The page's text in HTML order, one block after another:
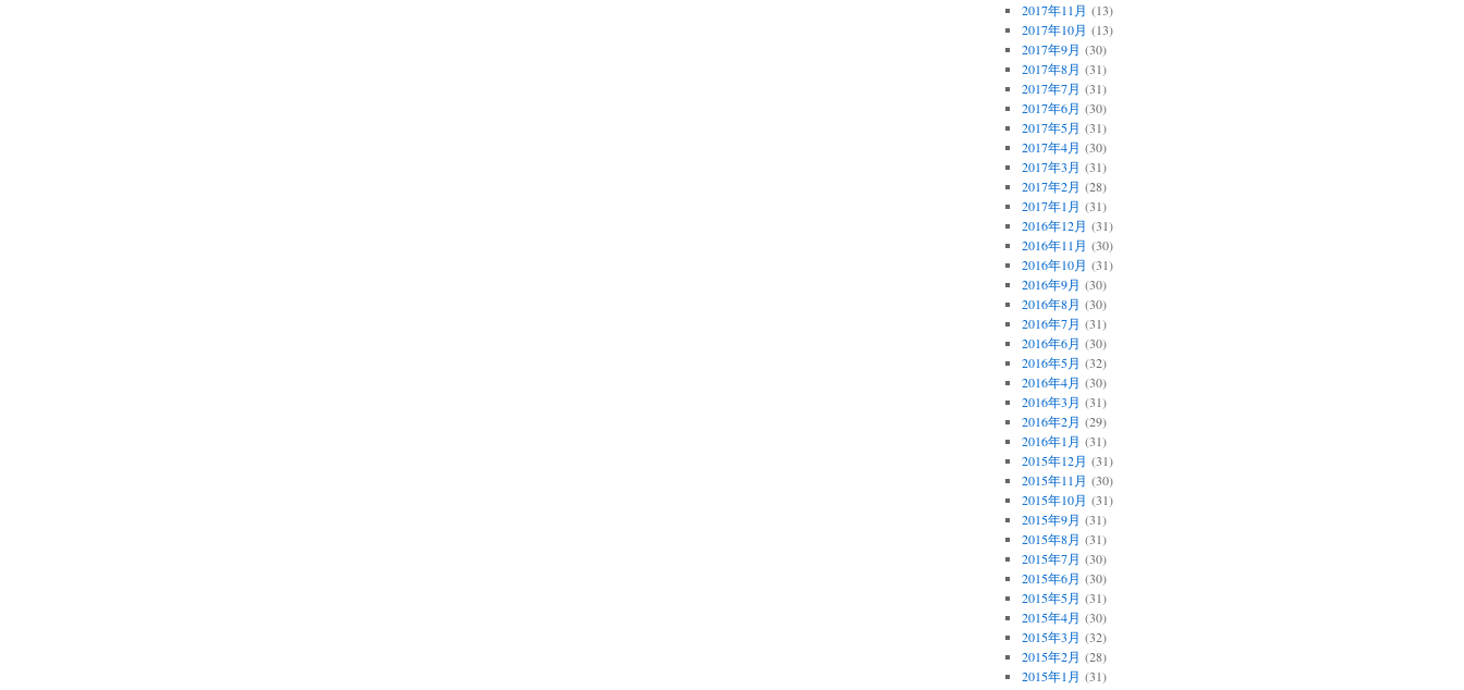
2017年11月 (13)
2017年10月 (13)
2017年9月 (30)
2017年8月 (31)
2017年7月 (31)
2017年6月 (30)
2017年5月 (31)
2017年4月 (30)
2017年3月 (31)
2017年2月 (28)
2017年1月 (31)
2016年12月 (31)
2016年11月 (30)
2016年10月 (31)
2016年9月 (30)
2016年8月 (30)
2016年7月 (31)
2016年6月 (30)
2016年5月 (32)
2016年4月 (30)
2016年3月 (31)
2016年2月 (29)
2016年1月 (31)
2015年12月 (31)
2015年11月 (30)
2015年10月 (31)
2015年9月 (31)
2015年8月 (31)
2015年7月 (30)
2015年6月 (30)
2015年5月 (31)
2015年4月 (30)
2015年3月 (32)
2015年2月 (28)
2015年1月 (31)